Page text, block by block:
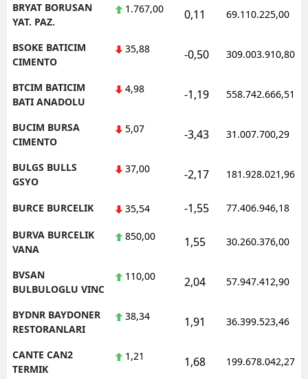
BRYAT BORUSAN
YAT. PAZ.
1.767,00 0,11 69.110.225,00
BSOKE BATICIM
CIMENTO
35,88 -0,50 309.003.910,80
BTCIM BATICIM
BATI ANADOLU
4,98 -1,19 558.742.666,51
BUCIM BURSA
CIMENTO
5,07 -3,43 31.007.700,29
BULGS BULLS
GSYO
37,00 -2,17 181.928.021,96
BURCE BURCELIK 35,54 -1,55 77.406.946,18
BURVA BURCELIK
VANA
850,00 1,55 30.260.376,00
BVSAN
BULBULOGLU VINC
110,00 2,04 57.947.412,90
BYDNR BAYDONER
RESTORANLARI
38,34 1,91 36.399.523,46
CANTE CAN2
TERMIK
1,21 1,68 199.678.042,27